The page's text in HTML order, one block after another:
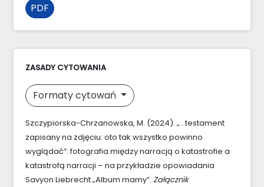
PDF
ZASADY CYTOWANIA
Formaty cytowań
Szczypiorska-Chrzanowska, M. (2024). „…testament
zapisany na zdjęciu: oto tak wszystko powinno
wyglądać”: fotografia między narracją o katastrofie a
katastrofą narracji – na przykładzie opowiadania
Savyon Liebrecht „Album mamy”. Załącznik